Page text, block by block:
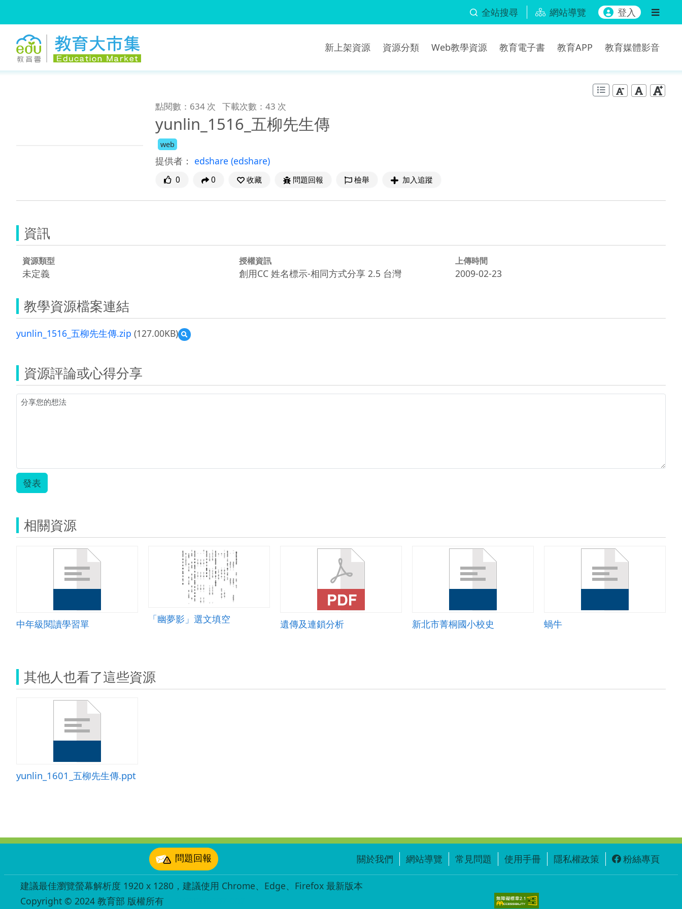
全站搜尋 網站導覽 登入
新上架資源 資源分類 Web教學資源 教育電子書 教育APP 教育媒體影音
點閱數：634 次 下載次數：43 次
yunlin_1516_五柳先生傳
web
提供者： edshare (edshare)
0 0 收藏 問題回報 檢舉 加入追蹤
資訊
資源類型
未定義
授權資訊
創用CC 姓名標示-相同方式分享 2.5 台灣
上傳時間
2009-02-23
教學資源檔案連結
yunlin_1516_五柳先生傳.zip (127.00KB)
預
覽
生
資源評論或心得分享
發表
相關資源
中年級閱讀學習單 「幽夢影」選文填空 遺傳及連鎖分析 新北市菁桐國小校史 蝸牛
其他人也看了這些資源
yunlin_1601_五柳先生傳.ppt
問題回報 關於我們 網站導覽 常見問題 使用手冊 隱私權政策 粉絲專頁
建議最佳瀏覽螢幕解析度 1920 x 1280，建議使用 Chrome、Edge、Firefox 最新版本
Copyright © 2024 教育部 版權所有